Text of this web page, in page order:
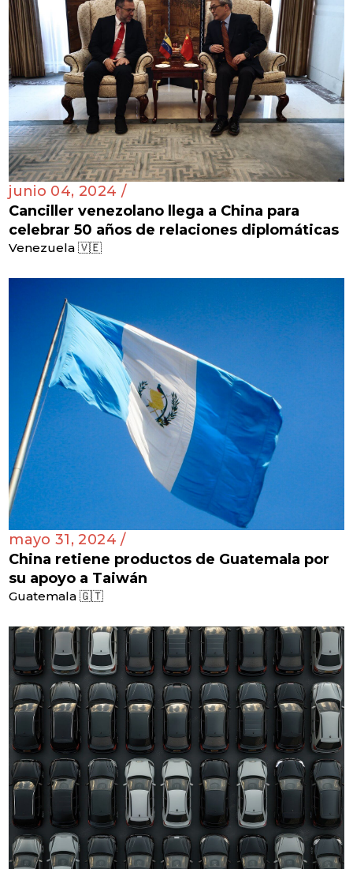
junio 04, 2024 /
Canciller venezolano llega a China para
celebrar 50 años de relaciones diplomáticas
Venezuela 🇻🇪
mayo 31, 2024 /
China retiene productos de Guatemala por
su apoyo a Taiwán
Guatemala 🇬🇹